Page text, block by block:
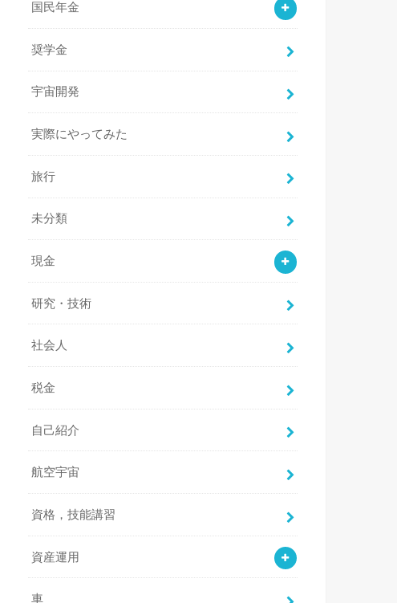
国民年金
奨学金
宇宙開発
実際にやってみた
旅行
未分類
現金
研究・技術
社会人
税金
自己紹介
航空宇宙
資格，技能講習
資産運用
車